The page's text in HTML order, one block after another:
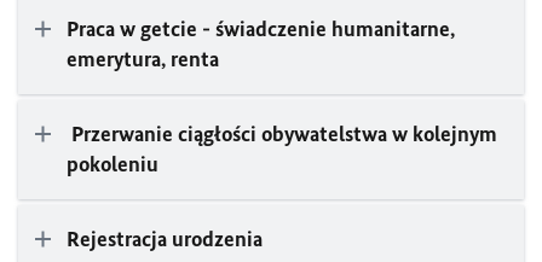
Praca w getcie - świadczenie humanitarne,
emerytura, renta
Przerwanie ciągłości obywatelstwa w kolejnym
pokoleniu
Rejestracja urodzenia